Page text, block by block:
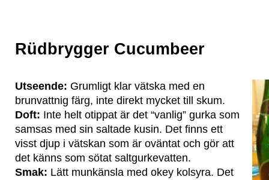
Rüdbrygger Cucumbeer
Utseende: Grumligt klar vätska med en
brunvattnig färg, inte direkt mycket till skum.
Doft: Inte helt otippat är det “vanlig” gurka som
samsas med sin saltade kusin. Det finns ett
visst djup i vätskan som är oväntat och gör att
det känns som sötat saltgurkevatten.
Smak: Lätt munkänsla med okey kolsyra. Det